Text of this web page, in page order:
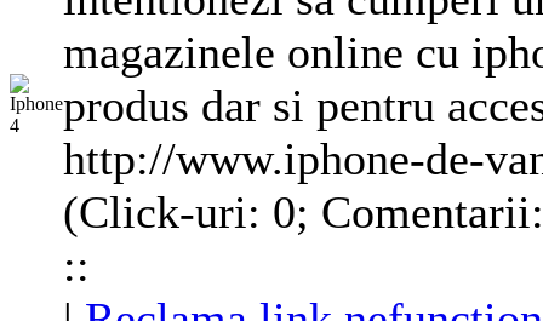
magazinele online cu
produs dar si pentru
http://www.iphone-de-
(Click-uri: 0;
::